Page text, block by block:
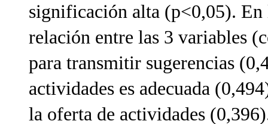
significación alta (p<0,05). En
relación entre las 3 variables
para transmitir sugerencias
actividades es adecuada
la oferta de actividades